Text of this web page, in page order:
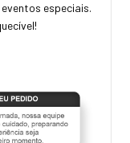
especiais.